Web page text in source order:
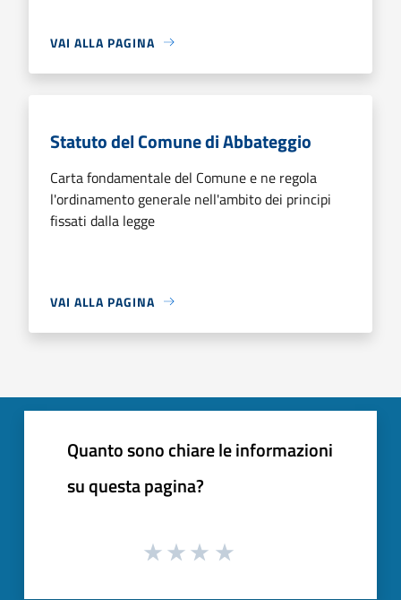
VAI ALLA PAGINA
Statuto del Comune di Abbateggio
Carta fondamentale del Comune e ne regola
l'ordinamento generale nell'ambito dei principi
fissati dalla legge
VAI ALLA PAGINA
Quanto sono chiare le informazioni
su questa pagina?